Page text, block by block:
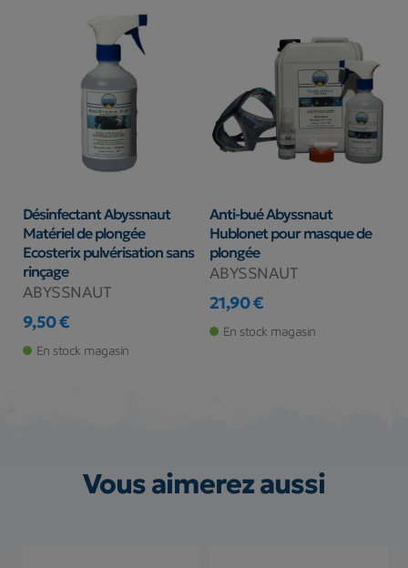
Désinfectant Abyssnaut
Matériel de plongée
Ecosterix pulvérisation sans
rinçage
ABYSSNAUT
Prix
9,50 €
En stock magasin
Anti-bué Abyssnaut
Hublonet pour masque de
plongée
ABYSSNAUT
Prix
21,90 €
En stock magasin
Vous aimerez aussi